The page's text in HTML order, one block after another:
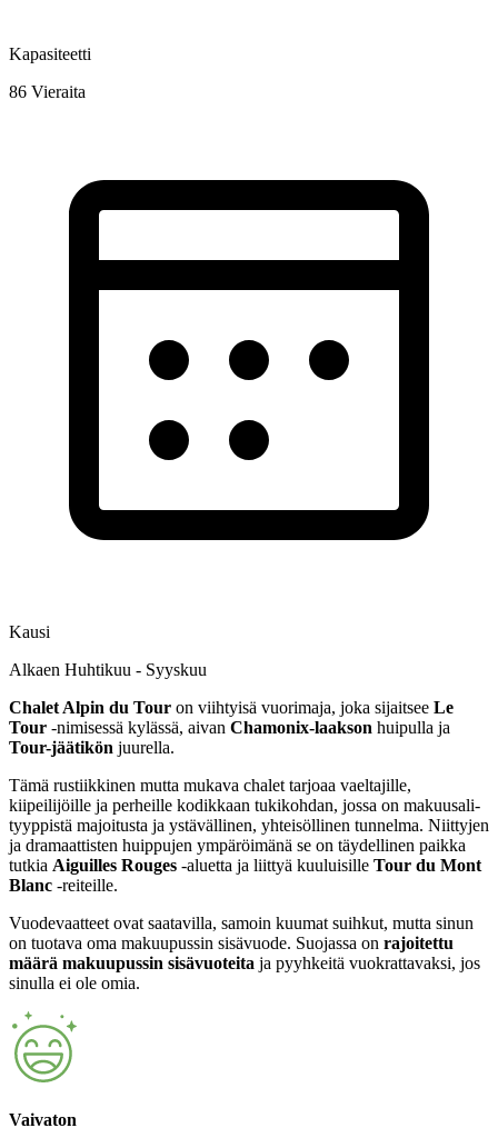
Kapasiteetti
86 Vieraita
Kausi
Alkaen Huhtikuu - Syyskuu
Chalet Alpin du Tour on viihtyisä vuorimaja, joka sijaitsee Le
Tour -nimisessä kylässä, aivan Chamonix-laakson huipulla ja
Tour-jäätikön juurella.
Tämä rustiikkinen mutta mukava chalet tarjoaa vaeltajille,
kiipeilijöille ja perheille kodikkaan tukikohdan, jossa on makuusali-
tyyppistä majoitusta ja ystävällinen, yhteisöllinen tunnelma. Niittyjen
ja dramaattisten huippujen ympäröimänä se on täydellinen paikka
tutkia Aiguilles Rouges -aluetta ja liittyä kuuluisille Tour du Mont
Blanc -reiteille.
Vuodevaatteet ovat saatavilla, samoin kuumat suihkut, mutta sinun
on tuotava oma makuupussin sisävuode. Suojassa on rajoitettu
määrä makuupussin sisävuoteita ja pyyhkeitä vuokrattavaksi, jos
sinulla ei ole omia.
Vaivaton